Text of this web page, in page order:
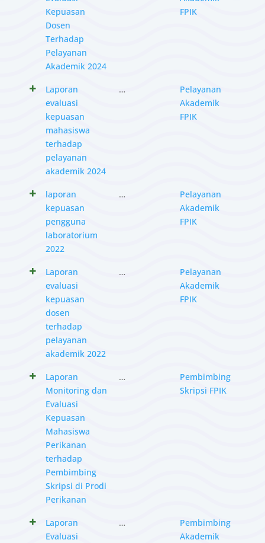
Kepuasan
Dosen
Terhadap
Pelayanan
Akademik 2024
FPIK
Laporan
evaluasi
kepuasan
mahasiswa
terhadap
pelayanan
akademik 2024
…
Pelayanan
Akademik
FPIK
laporan
kepuasan
pengguna
laboratorium
2022
…
Pelayanan
Akademik
FPIK
Laporan
evaluasi
kepuasan
dosen
terhadap
pelayanan
akademik 2022
…
Pelayanan
Akademik
FPIK
Laporan
Monitoring dan
Evaluasi
Kepuasan
Mahasiswa
Perikanan
terhadap
Pembimbing
Skripsi di Prodi
Perikanan
…
Pembimbing
Skripsi FPIK
Laporan
Evaluasi
…
Pembimbing
Akademik